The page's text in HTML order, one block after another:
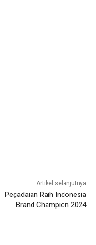
Artikel selanjutnya
Pegadaian Raih Indonesia
Brand Champion 2024